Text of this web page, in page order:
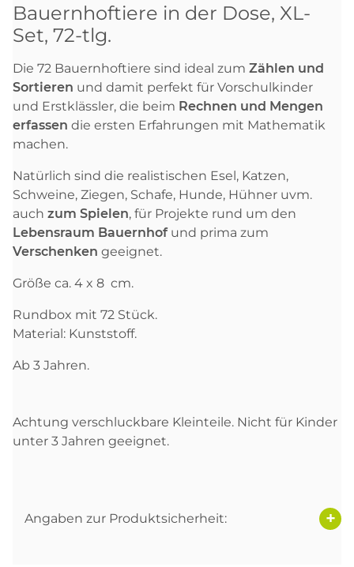
Bauernhoftiere in der Dose, XL-
Set, 72-tlg.
Die 72 Bauernhoftiere sind ideal zum Zählen und
Sortieren und damit perfekt für Vorschulkinder
und Erstklässler, die beim Rechnen und Mengen
erfassen die ersten Erfahrungen mit Mathematik
machen.
Natürlich sind die realistischen Esel, Katzen,
Schweine, Ziegen, Schafe, Hunde, Hühner uvm.
auch zum Spielen, für Projekte rund um den
Lebensraum Bauernhof und prima zum
Verschenken geeignet.
Größe ca. 4 x 8 cm.
Rundbox mit 72 Stück.
Material: Kunststoff.
Ab 3 Jahren.
Achtung verschluckbare Kleinteile. Nicht für Kinder
unter 3 Jahren geeignet.
Angaben zur Produktsicherheit: